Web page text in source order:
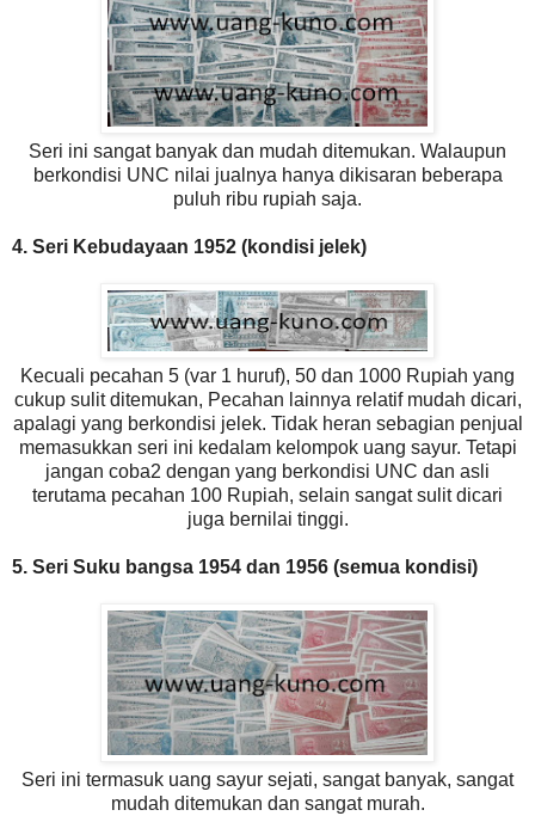
Seri ini sangat banyak dan mudah ditemukan. Walaupun
berkondisi UNC nilai jualnya hanya dikisaran beberapa
puluh ribu rupiah saja.
4. Seri Kebudayaan 1952 (kondisi jelek)
Kecuali pecahan 5 (var 1 huruf), 50 dan 1000 Rupiah yang
cukup sulit ditemukan, Pecahan lainnya relatif mudah dicari,
apalagi yang berkondisi jelek. Tidak heran sebagian penjual
memasukkan seri ini kedalam kelompok uang sayur. Tetapi
jangan coba2 dengan yang berkondisi UNC dan asli
terutama pecahan 100 Rupiah, selain sangat sulit dicari
juga bernilai tinggi.
5. Seri Suku bangsa 1954 dan 1956 (semua kondisi)
Seri ini termasuk uang sayur sejati, sangat banyak, sangat
mudah ditemukan dan sangat murah.